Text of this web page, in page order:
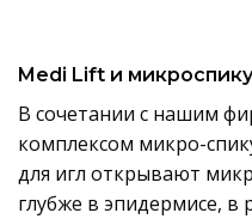
Medi Lift и
В сочетании с нашим
комплексом микро-
для игл открывают
глубже в эпидермисе, в